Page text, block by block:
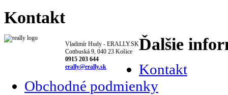
Kontakt
Vladimír Hudy - ERALLY.SK
Cottbuská 9, 040 23 Košice
0915 203 644
erally@erally.sk
Ďalšie
Kontakt
Obchodné podmienky